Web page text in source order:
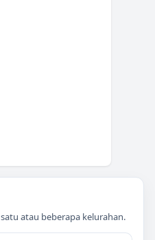
atau beberapa kelurahan.